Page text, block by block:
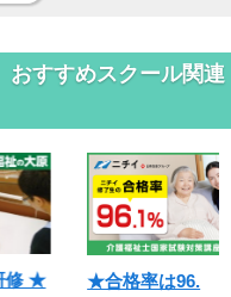
おすすめスクール関連